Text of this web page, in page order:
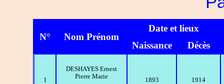
N° Nom Prénom
Date et lieux
Naissance
Décès
1
DESHAYES Ernest
Pierre Marie
1893 1914